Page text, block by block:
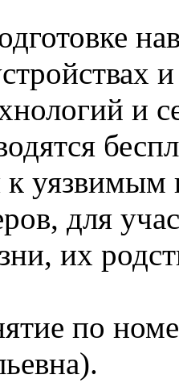
и
уязвимым
для
их
по